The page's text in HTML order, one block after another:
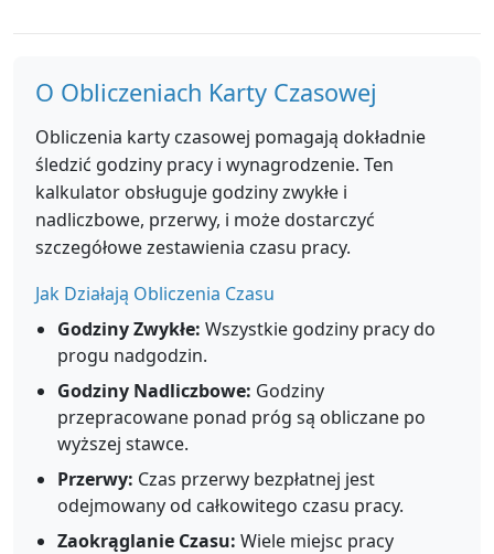
O Obliczeniach Karty Czasowej
Obliczenia karty czasowej pomagają dokładnie
śledzić godziny pracy i wynagrodzenie. Ten
kalkulator obsługuje godziny zwykłe i
nadliczbowe, przerwy, i może dostarczyć
szczegółowe zestawienia czasu pracy.
Jak Działają Obliczenia Czasu
Godziny Zwykłe: Wszystkie godziny pracy do
progu nadgodzin.
Godziny Nadliczbowe: Godziny
przepracowane ponad próg są obliczane po
wyższej stawce.
Przerwy: Czas przerwy bezpłatnej jest
odejmowany od całkowitego czasu pracy.
Zaokrąglanie Czasu: Wiele miejsc pracy